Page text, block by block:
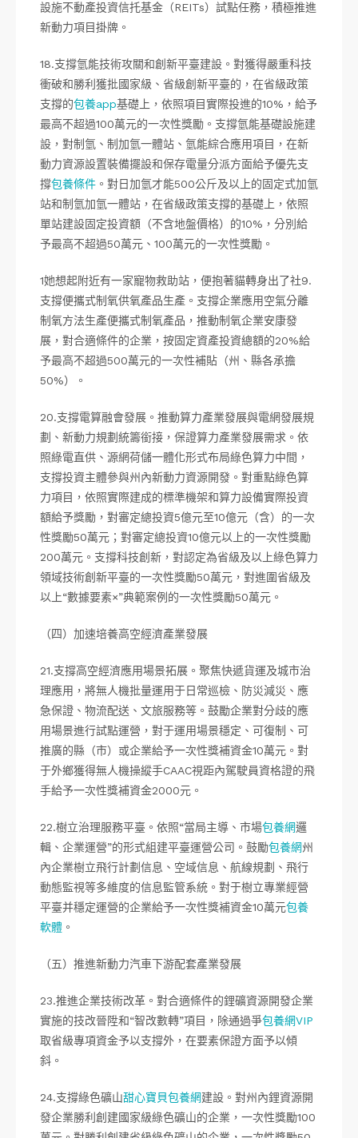
設施不動產投資信托基金（REITs）試點任務，積極推進
新動力項目掛牌。
18.支撐氫能技術攻關和創新平臺建設。對獲得嚴重科技
衝破和勝利獲批國家級、省級創新平臺的，在省級政策
支撐的包養app基礎上，依照項目實際投進的10%，給予
最高不超過100萬元的一次性獎勵。支撐氫能基礎設施建
設，對制氫、制加氫一體站、氫能綜合應用項目，在新
動力資源設置裝備擺設和保存電量分派方面給予優先支
撐包養條件 。對日加氫才能500公斤及以上的固定式加氫
站和制氫加氫一體站，在省級政策支撐的基礎上，依照
單站建設固定投資額（不含地盤價格）的10%，分別給
予最高不超過50萬元、100萬元的一次性獎勵。
1她想起附近有一家寵物救助站，便抱著貓轉身出了社9.
支撐便攜式制氧供氧產品生產。支撐企業應用空氣分離
制氧方法生產便攜式制氧產品，推動制氧企業安康發
展，對合適條件的企業，按固定資產投資總額的20%給
予最高不超過500萬元的一次性補貼（州、縣各承擔
50%）。
20.支撐電算融會發展。推動算力產業發展與電網發展規
劃、新動力規劃統籌銜接，保證算力產業發展需求。依
照綠電直供、源網荷儲一體化形式布局綠色算力中間，
支撐投資主體參與州內新動力資源開發。對重點綠色算
力項目，依照實際建成的標準機架和算力設備實際投資
額給予獎勵，對審定總投資5億元至10億元（含）的一次
性獎勵50萬元；對審定總投資10億元以上的一次性獎勵
200萬元。支撐科技創新，對認定為省級及以上綠色算力
領域技術創新平臺的一次性獎勵50萬元，對進圍省級及
以上“數據要素×”典範案例的一次性獎勵50萬元。
（四）加速培養高空經濟產業發展
21.支撐高空經濟應用場景拓展。聚焦快遞貨運及城市治
理應用，將無人機批量運用于日常巡檢、防災減災、應
急保證、物流配送、文旅服務等。鼓勵企業對分歧的應
用場景進行試點運營，對于運用場景穩定、可復制、可
推廣的縣（市）或企業給予一次性獎補資金10萬元。對
于外鄉獲得無人機操縱手CAAC視距內駕駛員資格證的飛
手給予一次性獎補資金2000元。
22.樹立治理服務平臺。依照“當局主導、市場包養網邏
輯、企業運營”的形式組建平臺運營公司。鼓勵包養網州
內企業樹立飛行計劃信息、空域信息、航線規劃、飛行
動態監視等多維度的信息監管系統。對于樹立專業經營
平臺并穩定運營的企業給予一次性獎補資金10萬元包養
軟體 。
（五）推進新動力汽車下游配套產業發展
23.推進企業技術改革。對合適條件的鋰礦資源開發企業
實施的技改晉陞和“智改數轉”項目，除通過爭包養網VIP
取省級專項資金予以支撐外，在要素保證方面予以傾
斜。
24.支撐綠色礦山甜心寶貝包養網建設。對州內鋰資源開
發企業勝利創建國家級綠色礦山的企業，一次性獎勵100